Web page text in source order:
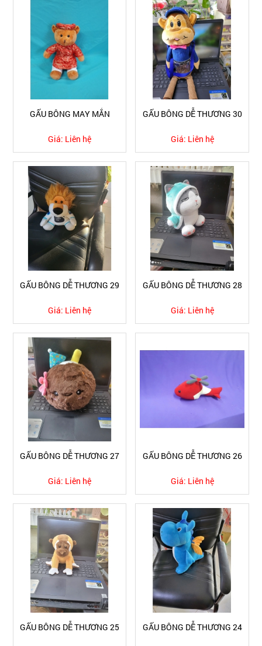
GẤU BÔNG MAY MẮN
Giá: Liên hệ
GẤU BÔNG DỄ THƯƠNG 30
Giá: Liên hệ
GẤU BÔNG DỄ THƯƠNG 29
Giá: Liên hệ
GẤU BÔNG DỄ THƯƠNG 28
Giá: Liên hệ
GẤU BÔNG DỄ THƯƠNG 27
Giá: Liên hệ
GẤU BÔNG DỄ THƯƠNG 26
Giá: Liên hệ
GẤU BÔNG DỄ THƯƠNG 25 GẤU BÔNG DỄ THƯƠNG 24